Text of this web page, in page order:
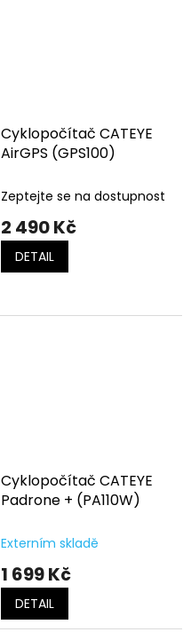
Cyklopočítač CATEYE
AirGPS (GPS100)
Zeptejte se na dostupnost
2 490 Kč
DETAIL
Cyklopočítač CATEYE
Padrone + (PA110W)
Externím skladě
1 699 Kč
DETAIL